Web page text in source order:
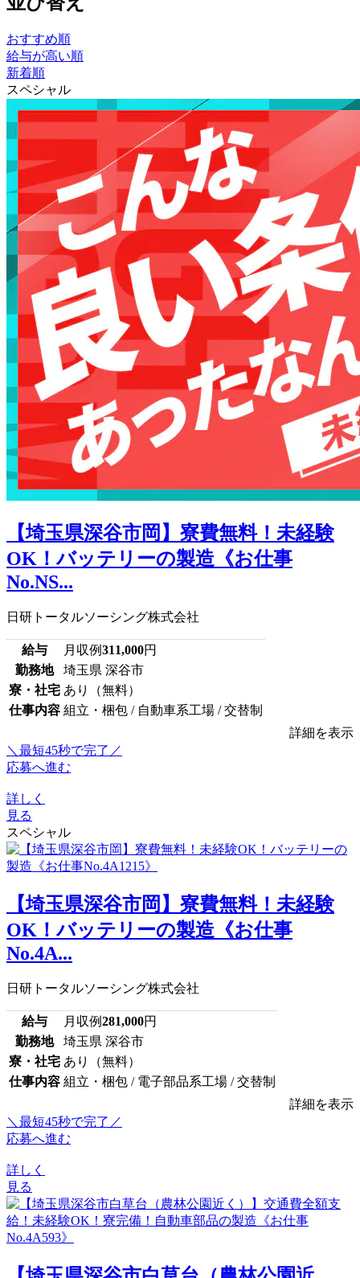
おすすめ順
給与が高い順
新着順
スペシャル
【埼玉県深谷市岡】寮費無料！未経験
OK！バッテリーの製造《お仕事
No.NS...
日研トータルソーシング株式会社
給与 月収例311,000円
勤務地
埼玉県 深谷市
寮・社宅 あり（無料）
仕事内容 組立・梱包 / 自動車系工場 / 交替制
詳細を表示
＼最短45秒で完了／
応募へ進む
詳しく
見る
スペシャル
【埼玉県深谷市岡】寮費無料！未経験
OK！バッテリーの製造《お仕事
No.4A...
日研トータルソーシング株式会社
給与 月収例281,000円
勤務地
埼玉県 深谷市
寮・社宅 あり（無料）
仕事内容 組立・梱包 / 電子部品系工場 / 交替制
詳細を表示
＼最短45秒で完了／
応募へ進む
詳しく
見る